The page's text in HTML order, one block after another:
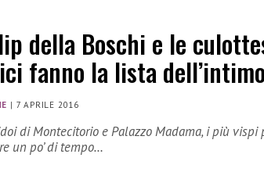
della Boschi e le
fanno la lista
| 7 APRILE 2016
di Montecitorio e Palazzo Madama, i più
un po’ di tempo…